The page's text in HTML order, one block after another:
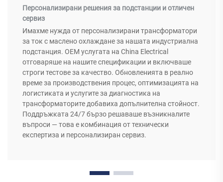
Персонализирани решения за подстанции и отличен
сервиз
Имахме нужда от персонализирани трансформатори
за ток с маслено охлаждане за нашата индустриална
подстанция. OEM услугата на China Electrical
отговаряше на нашите спецификации и включваше
строги тестове за качество. Обновленията в реално
време за производствения процес, оптимизацията на
логистиката и услугите за диагностика на
трансформаторите добавиха допълнителна стойност.
Поддръжката 24/7 бързо решаваше възникналите
въпроси — това е комбинация от технически
експертиза и персонализиран сервиз.